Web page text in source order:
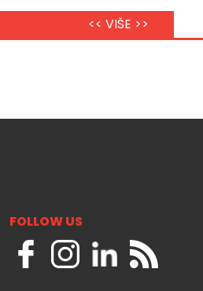
<< VIŠE >>
FOLLOW US